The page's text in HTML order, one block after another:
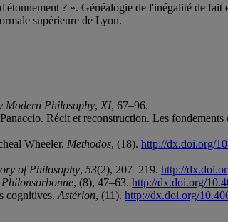
? ». Généalogie de l'inégalité de fait
supérieure de Lyon.
Modern Philosophy, XI, 67–96.
Récit et reconstruction. Les fondements
Wheeler. Methodos, (18). http://dx.doi.org/
of Philosophy, 53(2), 207–219. http://
Philonsorbonne, (8), 47–63. http://dx.doi.org/
cognitives. Astérion, (11). http://dx.doi.org/